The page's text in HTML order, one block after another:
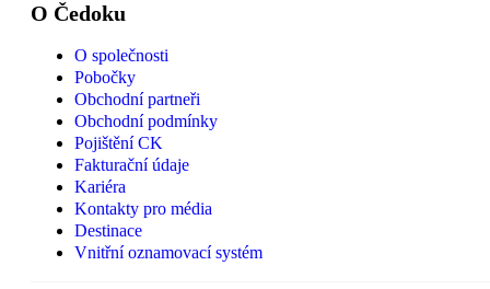
O Čedoku
O společnosti
Pobočky
Obchodní partneři
Obchodní podmínky
Pojištění CK
Fakturační údaje
Kariéra
Kontakty pro média
Destinace
Vnitřní oznamovací systém